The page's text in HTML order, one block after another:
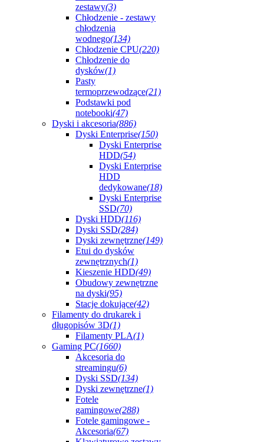
zestawy(3)
Chłodzenie - zestawy
chłodzenia
wodnego(134)
Chłodzenie CPU(220)
Chłodzenie do
dysków(1)
Pasty
termoprzewodzące(21)
Podstawki pod
notebooki(47)
Dyski i akcesoria(886)
Dyski Enterprise(150)
Dyski Enterprise
HDD(54)
Dyski Enterprise
HDD
dedykowane(18)
Dyski Enterprise
SSD(70)
Dyski HDD(116)
Dyski SSD(284)
Dyski zewnętrzne(149)
Etui do dysków
zewnętrznych(1)
Kieszenie HDD(49)
Obudowy zewnętrzne
na dyski(95)
Stacje dokujące(42)
Filamenty do drukarek i
długopisów 3D(1)
Filamenty PLA(1)
Gaming PC(1660)
Akcesoria do
streamingu(6)
Dyski SSD(134)
Dyski zewnętrzne(1)
Fotele
gamingowe(288)
Fotele gamingowe -
Akcesoria(67)